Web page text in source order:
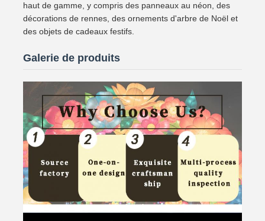
haut de gamme, y compris des panneaux au néon, des
décorations de rennes, des ornements d'arbre de Noël et
des objets de cadeaux festifs.
Galerie de produits